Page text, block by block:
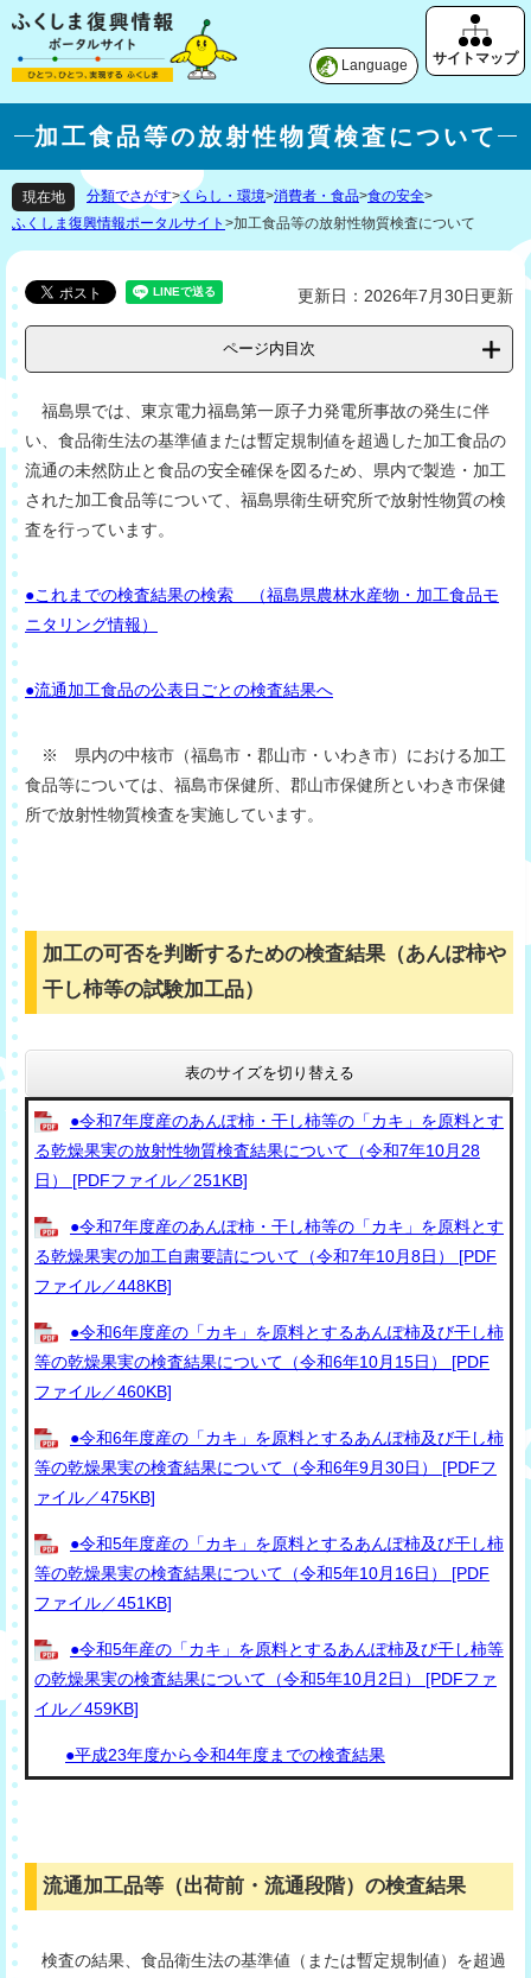
Language
加工食品等の放射性物質検査について
現在地 分類でさがす>くらし・環境>消費者・食品>食の安全>
ふくしま復興情報ポータルサイト >加工食品等の放射性物質検査について
更新日：2026年7月30日更新
ページ内目次
福島県では、東京電力福島第一原子力発電所事故の発生に伴
い、食品衛生法の基準値または暫定規制値を超過した加工食品の
流通の未然防止と食品の安全確保を図るため、県内で製造・加工
された加工食品等について、福島県衛生研究所で放射性物質の検
査を行っています。
●これまでの検査結果の検索 （福島県農林水産物・加工食品モ
ニタリング情報）
●流通加工食品の公表日ごとの検査結果へ
※ 県内の中核市（福島市・郡山市・いわき市）における加工
食品等については、福島市保健所、郡山市保健所といわき市保健
所で放射性物質検査を実施しています。
加工の可否を判断するための検査結果（あんぽ柿や
干し柿等の試験加工品）
表のサイズを切り替える
●令和7年度産のあんぽ柿・干し柿等の「カキ」を原料とす
る乾燥果実の放射性物質検査結果について（令和7年10月28
日） [PDFファイル／251KB]
●令和7年度産のあんぽ柿・干し柿等の「カキ」を原料とす
る乾燥果実の加工自粛要請について（令和7年10月8日） [PDF
ファイル／448KB]
●令和6年度産の「カキ」を原料とするあんぽ柿及び干し柿
等の乾燥果実の検査結果について（令和6年10月15日） [PDF
ファイル／460KB]
●令和6年度産の「カキ」を原料とするあんぽ柿及び干し柿
等の乾燥果実の検査結果について（令和6年9月30日） [PDFフ
ァイル／475KB]
●令和5年度産の「カキ」を原料とするあんぽ柿及び干し柿
等の乾燥果実の検査結果について（令和5年10月16日） [PDF
ファイル／451KB]
●令和5年産の「カキ」を原料とするあんぽ柿及び干し柿等
の乾燥果実の検査結果について（令和5年10月2日） [PDFファ
イル／459KB]
●平成23年度から令和4年度までの検査結果
流通加工品等（出荷前・流通段階）の検査結果
検査の結果、食品衛生法の基準値（または暫定規制値）を超過